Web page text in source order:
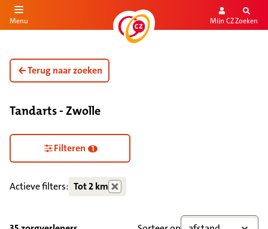
de inhoud
Menu Mijn CZZoeken
Terug naar zoeken
Tandarts - Zwolle
Filteren 1
Actieve filters: Tot 2 km